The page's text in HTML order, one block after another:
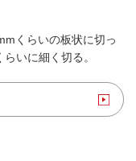
くらいの板状に切っ
いに細く切る。